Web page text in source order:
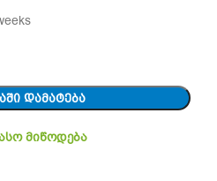
ᲓᲐᲛᲐᲢᲔᲑᲐ
მიწოდება